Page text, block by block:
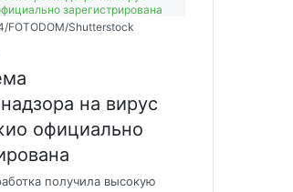
FOTODOM/Shutterstock
на вирус
официально
получила высокую